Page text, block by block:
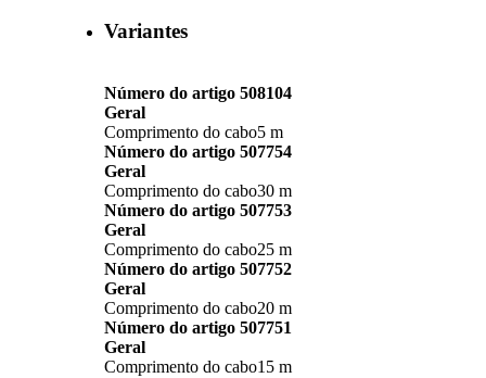
Variantes
Número do artigo 508104
Geral
Comprimento do cabo5 m
Número do artigo 507754
Geral
Comprimento do cabo30 m
Número do artigo 507753
Geral
Comprimento do cabo25 m
Número do artigo 507752
Geral
Comprimento do cabo20 m
Número do artigo 507751
Geral
Comprimento do cabo15 m